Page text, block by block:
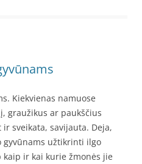
Kiekvienas namuose
graužikus ar paukščius
sveikata, savijauta. Deja,
gyvūnams užtikrinti ilgo
ir kai kurie žmonės jie